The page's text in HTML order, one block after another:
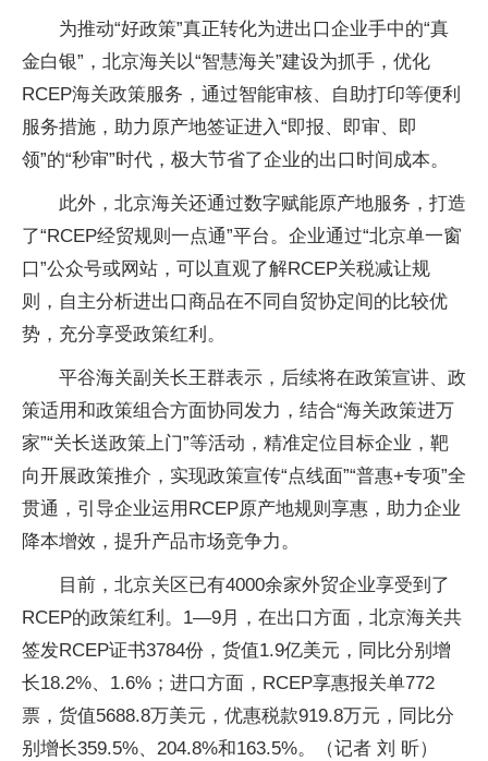
为推动“好政策”真正转化为进出口企业手中的“真
金白银”，北京海关以“智慧海关”建设为抓手，优化
RCEP海关政策服务，通过智能审核、自助打印等便利
服务措施，助力原产地签证进入“即报、即审、即
领”的“秒审”时代，极大节省了企业的出口时间成本。
此外，北京海关还通过数字赋能原产地服务，打造
了“RCEP经贸规则一点通”平台。企业通过“北京单一窗
口”公众号或网站，可以直观了解RCEP关税减让规
则，自主分析进出口商品在不同自贸协定间的比较优
势，充分享受政策红利。
平谷海关副关长王群表示，后续将在政策宣讲、政
策适用和政策组合方面协同发力，结合“海关政策进万
家”“关长送政策上门”等活动，精准定位目标企业，靶
向开展政策推介，实现政策宣传“点线面”“普惠+专项”全
贯通，引导企业运用RCEP原产地规则享惠，助力企业
降本增效，提升产品市场竞争力。
目前，北京关区已有4000余家外贸企业享受到了
RCEP的政策红利。1—9月，在出口方面，北京海关共
签发RCEP证书3784份，货值1.9亿美元，同比分别增
长18.2%、1.6%；进口方面，RCEP享惠报关单772
票，货值5688.8万美元，优惠税款919.8万元，同比分
别增长359.5%、204.8%和163.5%。（记者 刘 昕）